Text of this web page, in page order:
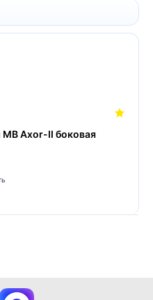
MB Axor-II боковая